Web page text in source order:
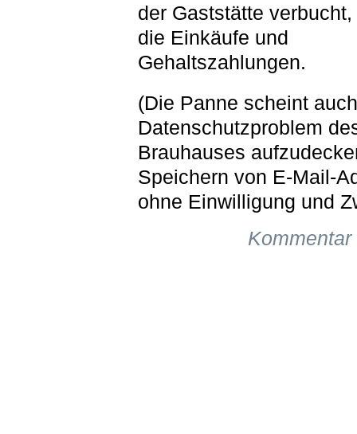
der Gaststätte
die Einkäufe und
Gehaltszahlungen.
(Die Panne scheint
Datenschutzproblem
Brauhauses
Speichern von E-Mail-
ohne Einwilligung und